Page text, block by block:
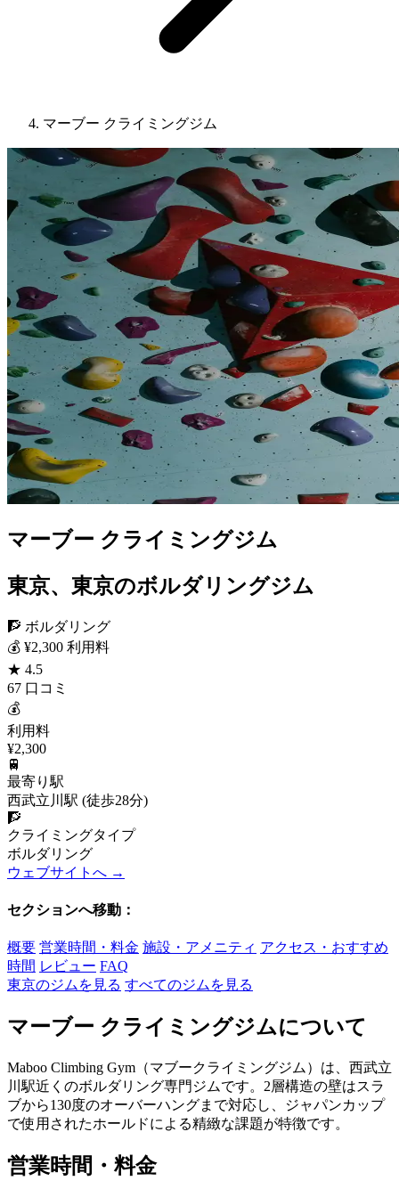
マーブー クライミングジム
マーブー クライミングジム
東京、東京のボルダリングジム
🧗 ボルダリング
💰 ¥2,300 利用料
★ 4.5
67 口コミ
💰
利用料
¥2,300
🚆
最寄り駅
西武立川駅 (徒歩28分)
🧗
クライミングタイプ
ボルダリング
ウェブサイトへ →
セクションへ移動：
概要 営業時間・料金 施設・アメニティ アクセス・おすすめ
時間 レビュー FAQ
東京のジムを見る すべてのジムを見る
マーブー クライミングジムについて
Maboo Climbing Gym（マブークライミングジム）は、西武立
川駅近くのボルダリング専門ジムです。2層構造の壁はスラ
ブから130度のオーバーハングまで対応し、ジャパンカップ
で使用されたホールドによる精緻な課題が特徴です。
営業時間・料金